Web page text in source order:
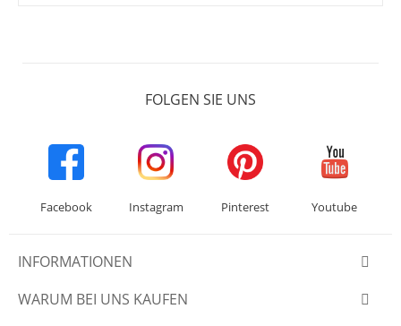
FOLGEN SIE UNS
Facebook Instagram Pinterest Youtube
INFORMATIONEN
WARUM BEI UNS KAUFEN